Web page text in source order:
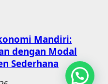
Mandiri:
dengan Modal
Sederhana